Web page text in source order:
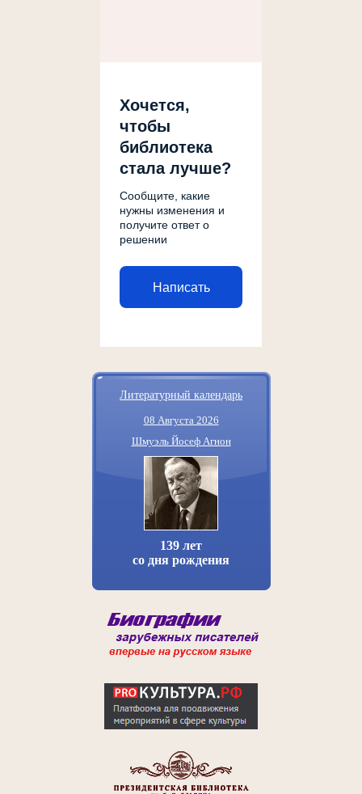
Хочется,
чтобы
библиотека
стала лучше?
Сообщите, какие
нужны изменения и
получите ответ о
решении
Написать
Литературный календарь
08 Августа 2026
Шмуэль Йосеф Агнон
139 лет
со дня рождения